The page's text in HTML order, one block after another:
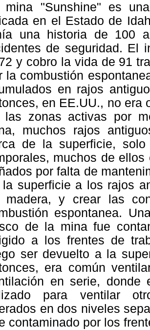
mina "Sunshine" es
en el Estado de
una historia de 100
de seguridad. El
y cobro la vida de 91
la combustión
en rajos
en EE.UU., no era
las zonas activas por
muchos rajos
de la superficie,
muchos de
por falta de
la superficie a los rajos
madera, y crear las
espontanea.
de la mina fue
a los frentes de
ser devuelto a la
era común
en serie,
para ventilar
en dos niveles
contaminado por los